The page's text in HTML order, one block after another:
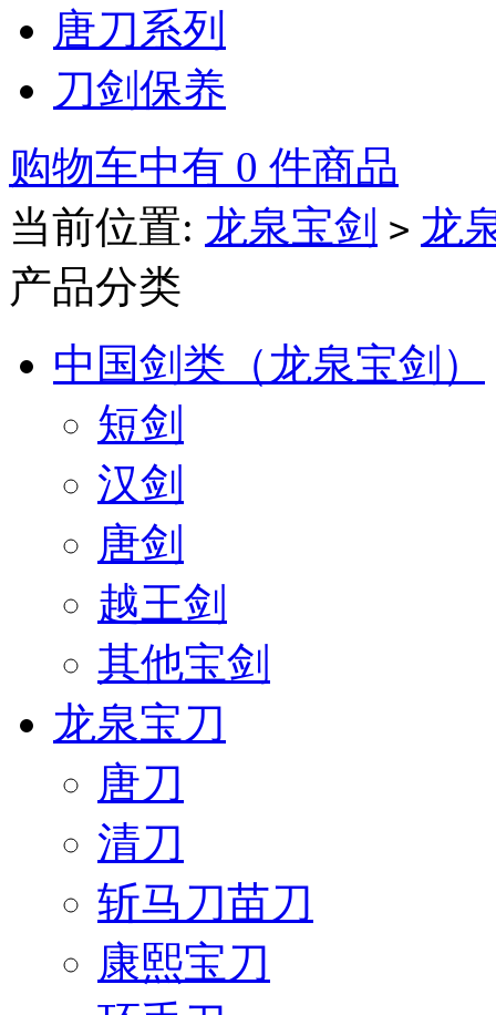
唐刀系列
刀剑保养
购物车中有 0 件商品
当前位置: 龙泉宝剑 > 龙
产品分类
中国剑类（龙泉宝剑）
短剑
汉剑
唐剑
越王剑
其他宝剑
龙泉宝刀
唐刀
清刀
斩马刀苗刀
康熙宝刀